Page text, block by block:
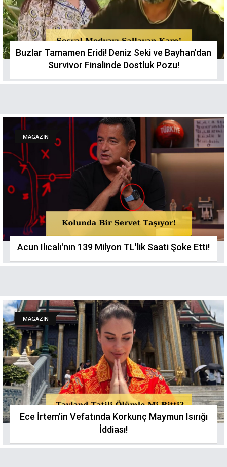
Buzlar Tamamen Eridi! Deniz Seki ve Bayhan'dan
Survivor Finalinde Dostluk Pozu!
MAGAZİN
Acun Ilıcalı'nın 139 Milyon TL'lik Saati Şoke Ettі!
MAGAZİN
Ece İrtem'in Vefatında Korkunç Maymun Isırığı
İddiası!